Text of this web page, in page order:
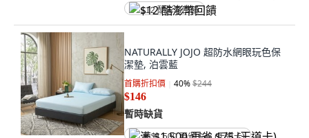
$12 酷澎幣回饋
NATURALLY JOJO 超防水網眼玩色保
潔墊, 泊雲藍
首購折扣價 40%$244
$146
暫時缺貨